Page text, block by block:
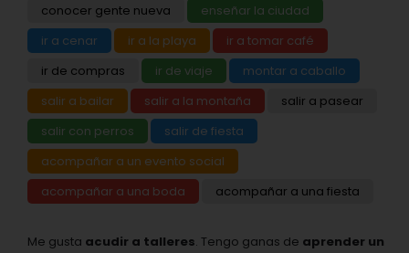
conocer gente nueva
enseñar la ciudad
ir a cenar
ir a la playa
ir a tomar café
ir de compras
ir de viaje
montar a caballo
salir a bailar
salir a la montaña
salir a pasear
salir con perros
salir de fiesta
acompañar a un evento social
acompañar a una boda
acompañar a una fiesta
Me gusta acudir a talleres. Tengo ganas de aprender un